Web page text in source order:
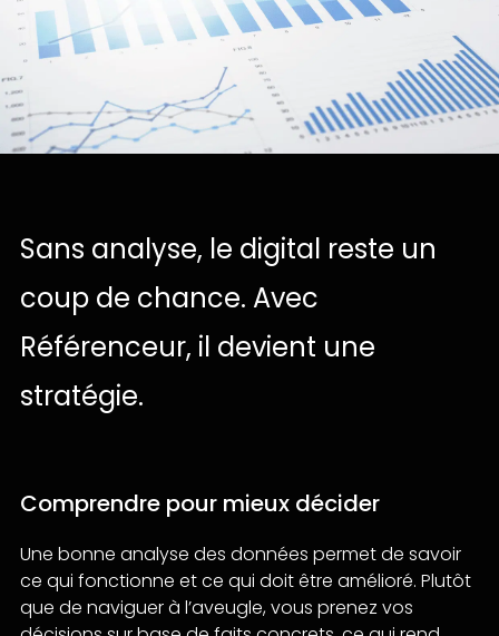
Sans analyse, le digital reste un
coup de chance. Avec
Référenceur, il devient une
stratégie.
Comprendre pour mieux décider
Une bonne analyse des données permet de savoir
ce qui fonctionne et ce qui doit être amélioré. Plutôt
que de naviguer à l’aveugle, vous prenez vos